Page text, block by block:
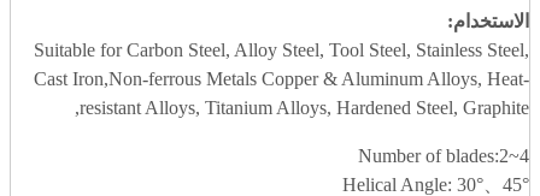
الاستخدام:
Suitable for Carbon Steel, Alloy Steel, Tool Steel, Stainless Steel,
Cast Iron,Non-ferrous Metals Copper & Aluminum Alloys, Heat-
resistant Alloys, Titanium Alloys, Hardened Steel, Graphite,
Number of blades:2~4
Helical Angle: 30°、45°